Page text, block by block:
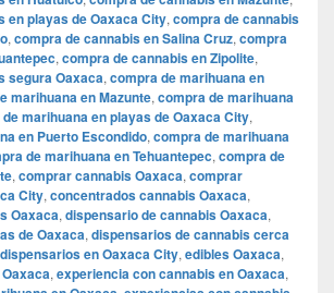
en playas de Oaxaca City, compra de cannabis
, compra de cannabis en Salina Cruz, compra
, compra de cannabis en Zipolite,
segura Oaxaca, compra de marihuana en
marihuana en Mazunte, compra de marihuana
marihuana en playas de Oaxaca City,
en Puerto Escondido, compra de marihuana
de marihuana en Tehuantepec, compra de
, comprar cannabis Oaxaca, comprar
City, concentrados cannabis Oaxaca,
Oaxaca, dispensario de cannabis Oaxaca,
de Oaxaca, dispensarios de cannabis cerca
dispensarios en Oaxaca City, edibles Oaxaca,
, experiencia con cannabis en Oaxaca,